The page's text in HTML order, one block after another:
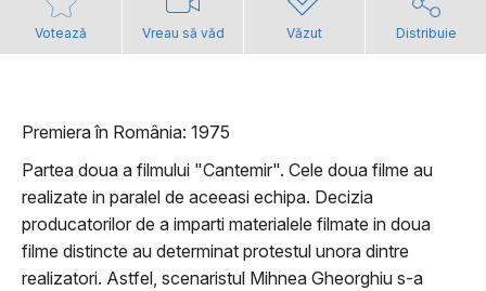
Votează Vreau să văd Văzut Distribuie
Premiera în România: 1975
Partea doua a filmului "Cantemir". Cele doua filme au
realizate in paralel de aceeasi echipa. Decizia
producatorilor de a imparti materialele filmate in doua
filme distincte au determinat protestul unora dintre
realizatori. Astfel, scenaristul Mihnea Gheorghiu s-a